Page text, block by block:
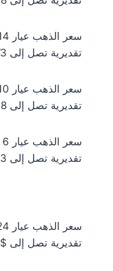
تقديرية تصل إلى 4.73€.
تقديرية تصل إلى 3.38€.
تقديرية تصل إلى 2.03€.
تقديرية تصل إلى $8.52.